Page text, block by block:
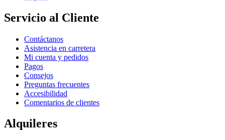
Servicio al Cliente
Contáctanos
Asistencia en carretera
Mi cuenta y pedidos
Pagos
Consejos
Preguntas frecuentes
Accesibilidad
Comentarios de clientes
Alquileres